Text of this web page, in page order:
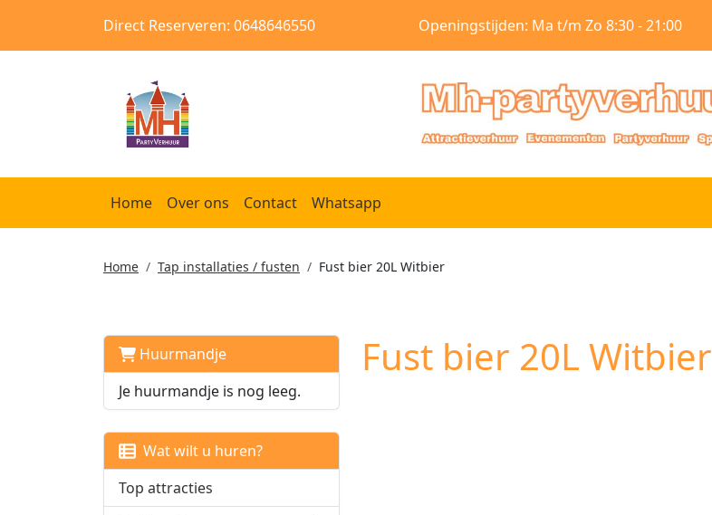
Direct Reserveren: 0648646550 Openingstijden: Ma t/m Zo 8:30 - 21:00
Home Over ons Contact Whatsapp
Home Tap installaties / fusten
Fust bier 20L Witbier
Huurmandje
Je huurmandje is nog leeg.
Wat wilt u huren?
Top attracties
Fust bier 20L Witbier